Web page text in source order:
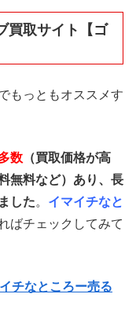
買取サイト【ゴ
もっともオススメす
数 （買取価格が高
無料など）あり、長
した。 イマイチなと
ばチェックしてみて
チなところー売る